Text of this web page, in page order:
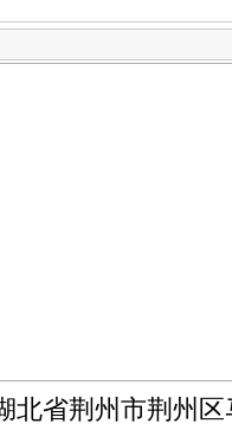
省荆州市荆州区